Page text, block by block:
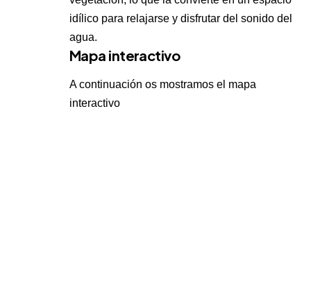
idílico para relajarse y disfrutar del sonido del
agua.
Mapa interactivo
A continuación os mostramos el mapa
interactivo